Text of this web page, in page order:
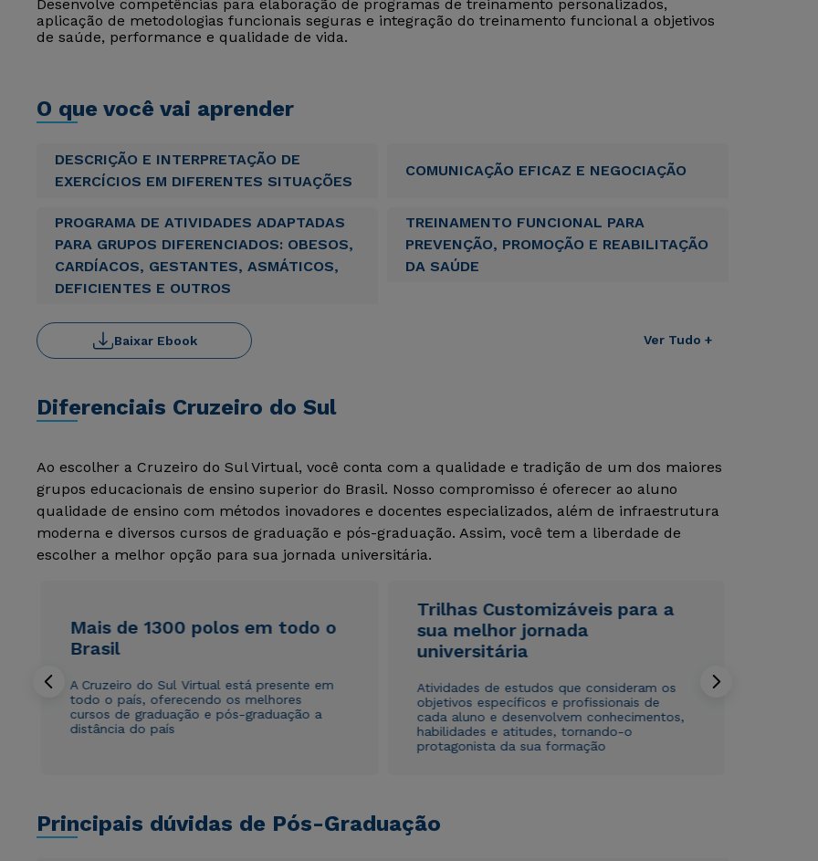
Desenvolve competências para elaboração de programas de treinamento personalizados,
aplicação de metodologias funcionais seguras e integração do treinamento funcional a objetivos
de saúde, performance e qualidade de vida.
O que você vai aprender
DESCRIÇÃO E INTERPRETAÇÃO DE
EXERCÍCIOS EM DIFERENTES SITUAÇÕES
COMUNICAÇÃO EFICAZ E NEGOCIAÇÃO
PROGRAMA DE ATIVIDADES ADAPTADAS
PARA GRUPOS DIFERENCIADOS: OBESOS,
CARDÍACOS, GESTANTES, ASMÁTICOS,
DEFICIENTES E OUTROS
TREINAMENTO FUNCIONAL PARA
PREVENÇÃO, PROMOÇÃO E REABILITAÇÃO
DA SAÚDE
Ver Tudo +
Baixar Ebook
Diferenciais Cruzeiro do Sul
Ao escolher a Cruzeiro do Sul Virtual, você conta com a qualidade e tradição de um dos maiores
grupos educacionais de ensino superior do Brasil. Nosso compromisso é oferecer ao aluno
qualidade de ensino com métodos inovadores e docentes especializados, além de infraestrutura
moderna e diversos cursos de graduação e pós-graduação. Assim, você tem a liberdade de
escolher a melhor opção para sua jornada universitária.
Mais de 1300 polos em todo o
Brasil
A Cruzeiro do Sul Virtual está presente em
todo o país, oferecendo os melhores
cursos de graduação e pós-graduação a
distância do país
Trilhas Customizáveis para a
sua melhor jornada
universitária
Atividades de estudos que consideram os
objetivos específicos e profissionais de
cada aluno e desenvolvem conhecimentos,
habilidades e atitudes, tornando-o
protagonista da sua formação
Principais dúvidas de Pós-Graduação
Rápido e fácil
WhatsApp
Estou de acordo com aPolítica de Privacidade.
autorizo que meus dados sejam utilizados para o
envio de conteúdos da Cruzeiro do Sul.
Rápido e fácil
WhatsApp
Estou de acordo com aPolítica de Privacidade.
autorizo que meus dados sejam utilizados para o
envio de conteúdos da Cruzeiro do Sul.